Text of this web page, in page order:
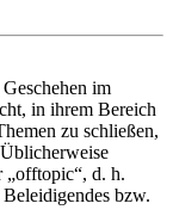
im
in ihrem Bereich
zu schließen,
„offtopic“, d. h.
bzw.